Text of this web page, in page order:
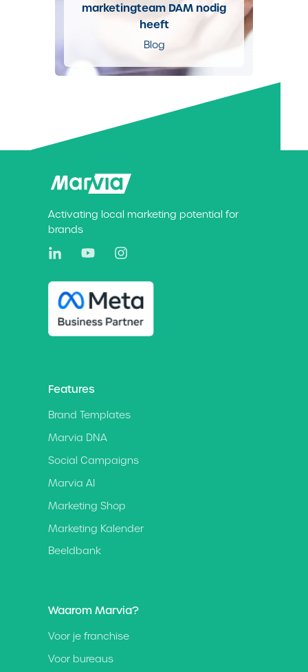
marketingteam DAM nodig
heeft
Blog
Activating local marketing potential for
brands
Features
Brand Templates
Marvia DNA
Social Campaigns
Marvia AI
Marketing Shop
Marketing Kalender
Beeldbank
Waarom Marvia?
Voor je franchise
Voor bureaus